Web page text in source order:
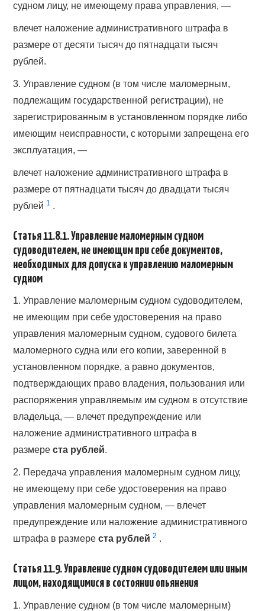
судном лицу, не имеющему права управления, —
влечет наложение административного штрафа в
размере от десяти тысяч до пятнадцати тысяч
рублей.
3. Управление судном (в том числе маломерным,
подлежащим государственной регистрации), не
зарегистрированным в установленном порядке либо
имеющим неисправности, с которыми запрещена его
эксплуатация, —
влечет наложение административного штрафа в
размере от пятнадцати тысяч до двадцати тысяч
рублей 1 .
Статья 11.8.1. Управление маломерным судном
судоводителем, не имеющим при себе документов,
необходимых для допуска к управлению маломерным
судном
1. Управление маломерным судном судоводителем,
не имеющим при себе удостоверения на право
управления маломерным судном, судового билета
маломерного судна или его копии, заверенной в
установленном порядке, а равно документов,
подтверждающих право владения, пользования или
распоряжения управляемым им судном в отсутствие
владельца, — влечет предупреждение или
наложение административного штрафа в
размереста рублей.
2. Передача управления маломерным судном лицу,
не имеющему при себе удостоверения на право
управления маломерным судном, — влечет
предупреждение или наложение административного
штрафа в размереста рублей2 .
Статья 11.9. Управление судном судоводителем или иным
лицом, находящимися в состоянии опьянения
1. Управление судном (в том числе маломерным)